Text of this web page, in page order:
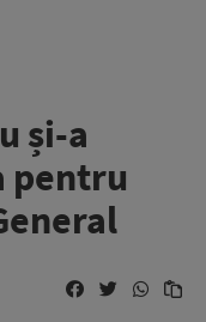
și-a
pentru